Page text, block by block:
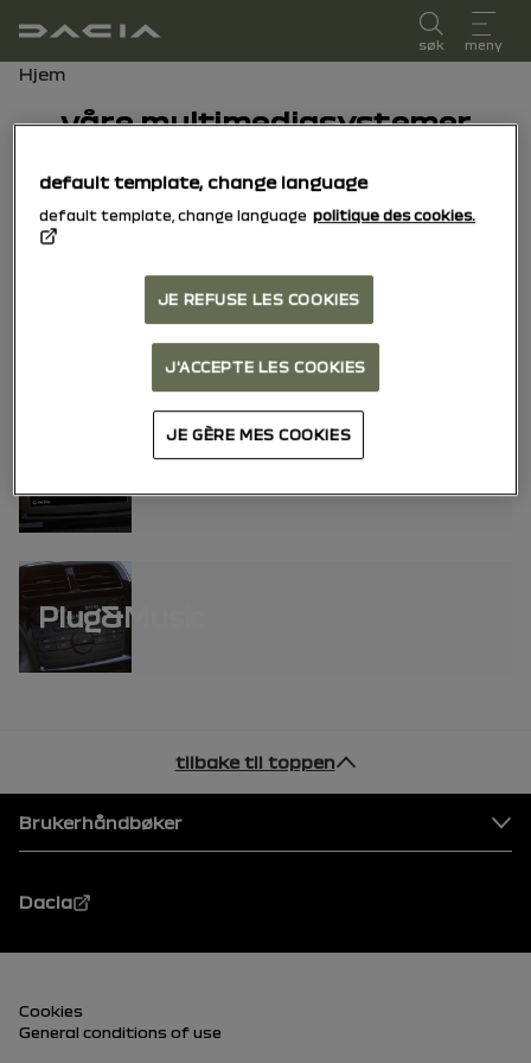
brukerhåndbok
søk meny
Brødsmulesti
Hjem
våre multimediasystemer
Media Nav live
Media Control
Plug&Music
tilbake til toppen
Bunntekst
Brukerhåndbøker
Dacia
Bunntekst (nederst)
Cookies
General conditions of use
default template, change language
default template, change language politique des cookies.
JE REFUSE LES COOKIES
J'ACCEPTE LES COOKIES
JE GÈRE MES COOKIES